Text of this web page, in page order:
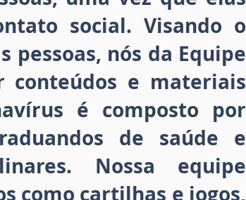
social. Visando o
nós da Equipe
conteúdos e materiais
é composto por
de saúde e
Nossa equipe
como cartilhas e jogos,